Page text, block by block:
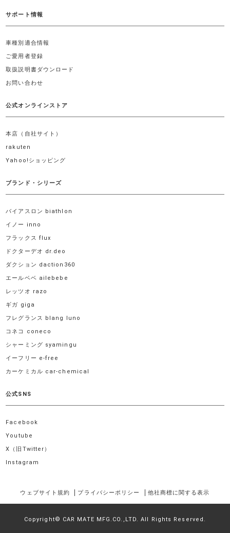
サポート情報
車種別適合情報
ご愛用者登録
取扱説明書ダウンロード
お問い合わせ
公式オンラインストア
本店（自社サイト）
rakuten
Yahoo!ショッピング
ブランド・シリーズ
バイアスロン biathlon
イノー inno
フラックス flux
ドクターデオ dr.deo
ダクション daction360
エールベベ ailebebe
レッツオ razo
ギガ giga
フレグランス blang luno
コネコ coneco
シャーミング syamingu
イーフリー e-free
カーケミカル car-chemical
公式SNS
Facebook
Youtube
X（旧Twitter）
Instagram
ウェブサイト規約 プライバシーポリシー 他社商標に関する表示
Copyright© CAR MATE MFG.CO.,LTD. All Rights Reserved.